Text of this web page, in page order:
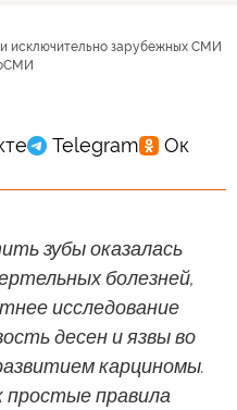
зарубежных СМИ
зубы оказалась
болезней,
исследование
десен и язвы во
карциномы.
простые правила